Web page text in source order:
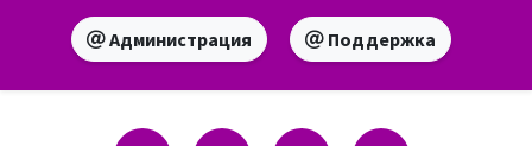
Администрация Поддержка